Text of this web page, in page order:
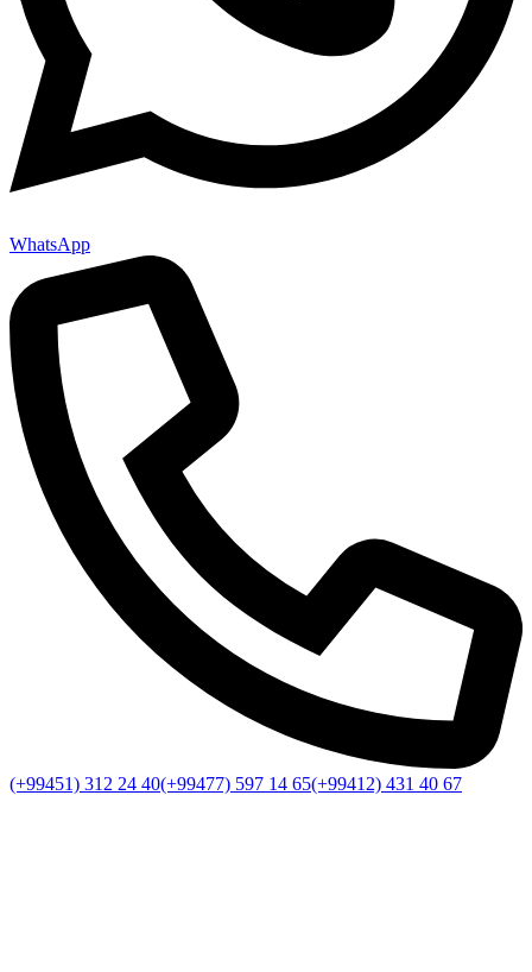
WhatsApp
(+99451) 312 24 40(+99477) 597 14 65(+99412) 431 40 67